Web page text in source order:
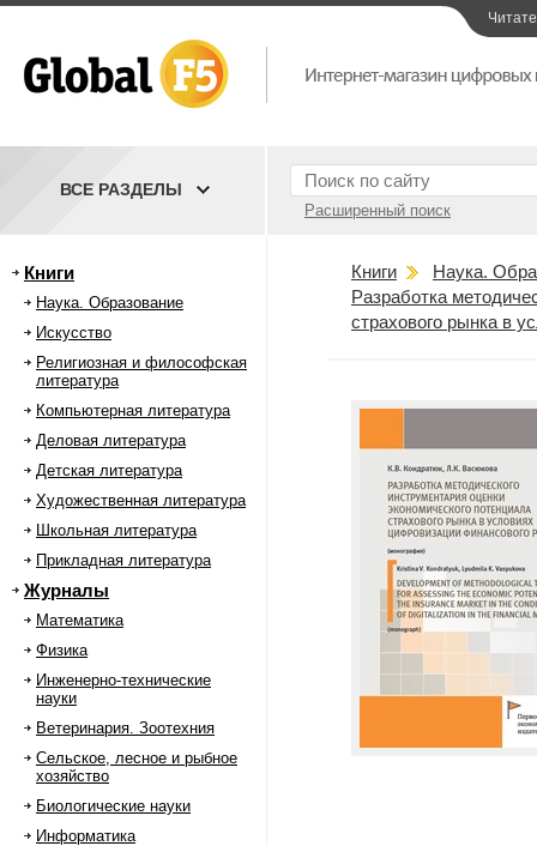
Расширенный поиск
ВСЕ РАЗДЕЛЫ
Книги
Наука. Образование
Искусство
Религиозная и философская
литература
Компьютерная литература
Деловая литература
Детская литература
Художественная литература
Школьная литература
Прикладная литература
Журналы
Математика
Физика
Инженерно-технические
науки
Ветеринария. Зоотехния
Сельское, лесное и рыбное
хозяйство
Биологические науки
Информатика
Книги
Наука.
Разработка
страхового рынка в